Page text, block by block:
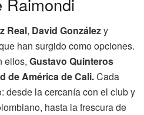
Real, David Gonzálezy
han surgido como opciones.
ellos, Gustavo Quinteros
de América de Cali.Cada
desde la cercanía con el club y
hasta la frescura de